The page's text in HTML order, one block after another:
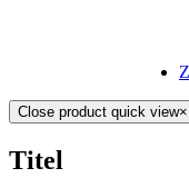
Close product quick view×
Titel